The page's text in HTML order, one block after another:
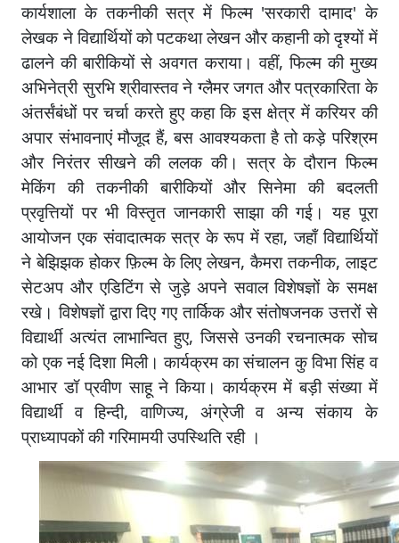
कार्यशाला के तकनीकी सत्र में फिल्म 'सरकारी दामाद' के
लेखक ने विद्यार्थियों को पटकथा लेखन और कहानी को दृश्यों में
ढालने की बारीकियों से अवगत कराया। वहीं, फिल्म की मुख्य
अभिनेत्री सुरभि श्रीवास्तव ने ग्लैमर जगत और पत्रकारिता के
अंतर्संबंधों पर चर्चा करते हुए कहा कि इस क्षेत्र में करियर की
अपार संभावनाएं मौजूद हैं, बस आवश्यकता है तो कड़े परिश्रम
और निरंतर सीखने की ललक की। सत्र के दौरान फिल्म
मेकिंग की तकनीकी बारीकियों और सिनेमा की बदलती
प्रवृत्तियों पर भी विस्तृत जानकारी साझा की गई। यह पूरा
आयोजन एक संवादात्मक सत्र के रूप में रहा, जहाँ विद्यार्थियों
ने बेझिझक होकर फ़िल्म के लिए लेखन, कैमरा तकनीक, लाइट
सेटअप और एडिटिंग से जुड़े अपने सवाल विशेषज्ञों के समक्ष
रखे। विशेषज्ञों द्वारा दिए गए तार्किक और संतोषजनक उत्तरों से
विद्यार्थी अत्यंत लाभान्वित हुए, जिससे उनकी रचनात्मक सोच
को एक नई दिशा मिली। कार्यक्रम का संचालन कु विभा सिंह व
आभार डॉ प्रवीण साहू ने किया। कार्यक्रम में बड़ी संख्या में
विद्यार्थी व हिन्दी, वाणिज्य, अंग्रेजी व अन्य संकाय के
प्राध्यापकों की गरिमामयी उपस्थिति रही ।